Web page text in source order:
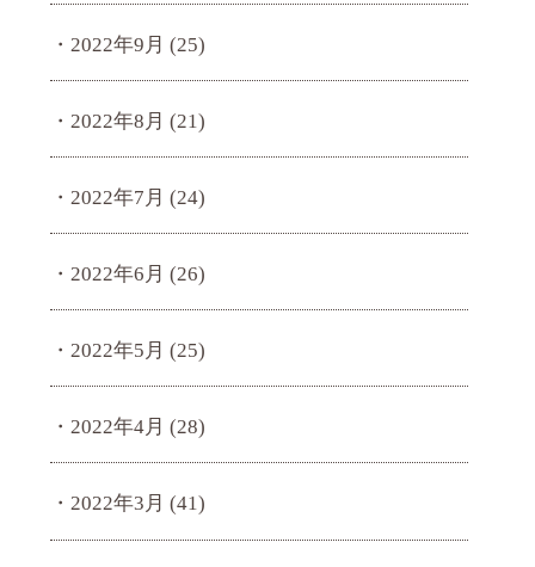
2022年9月 (25)
2022年8月 (21)
2022年7月 (24)
2022年6月 (26)
2022年5月 (25)
2022年4月 (28)
2022年3月 (41)